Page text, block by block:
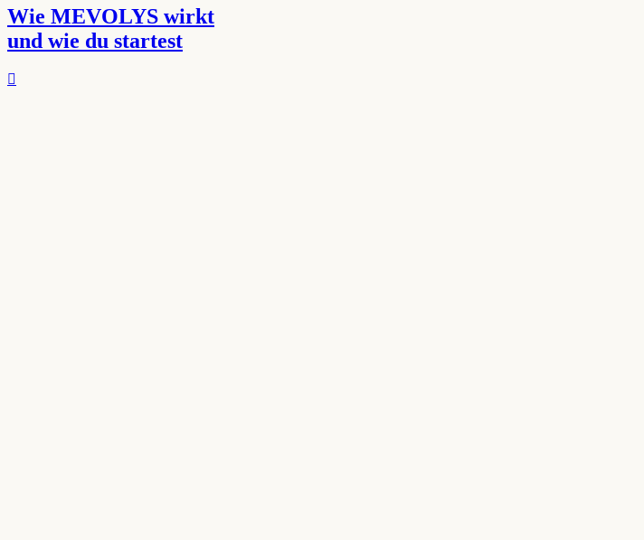
Wie MEVOLYS wirkt
und wie du startest